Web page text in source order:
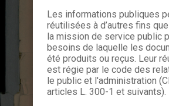
Les informations publiques
réutilisées à d’autres fins
la mission de service public
besoins de laquelle les
été produits ou reçus. Leur
est régie par le code des
le public et l'administration
articles L. 300-1 et suivants).